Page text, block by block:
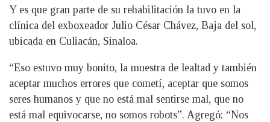
Y es que gran parte de su rehabilitación la tuvo en la
clínica del exboxeador Julio César Chávez, Baja del sol,
ubicada en Culiacán, Sinaloa.
“Eso estuvo muy bonito, la muestra de lealtad y también
aceptar muchos errores que cometí, aceptar que somos
seres humanos y que no está mal sentirse mal, que no
está mal equivocarse, no somos robots”. Agregó: “Nos